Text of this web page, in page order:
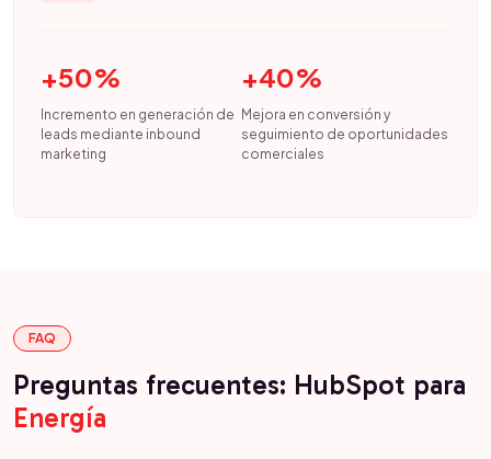
+50%
Incremento en generación de
leads mediante inbound
marketing
+40%
Mejora en conversión y
seguimiento de oportunidades
comerciales
FAQ
Preguntas frecuentes: HubSpot para
Energía